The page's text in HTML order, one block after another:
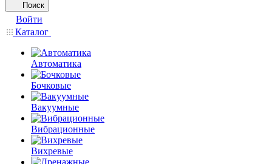
Поиск
Войти
Каталог
Автоматика
Бочковые
Вакуумные
Вибрационные
Вихревые